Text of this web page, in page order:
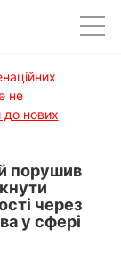
не
до нових
порушив
через
у сфері